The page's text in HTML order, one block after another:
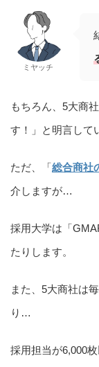
ミヤッチ
もちろん、5大商
す！」と明言して
ただ、「総合商社
介しますが…
採用大学は「
たりします。
また、5大商社は
り…
採用担当が6,000